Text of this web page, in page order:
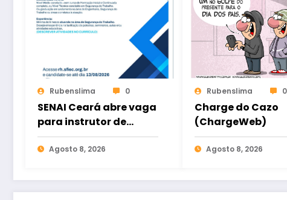
Rubenslima 0
SENAI Ceará abre vaga
para instrutor de
Segurança do
Trabalho em Sobral
Agosto 8, 2026
Rubenslima 0
Charge do Cazo
(ChargeWeb)
Agosto 8, 2026